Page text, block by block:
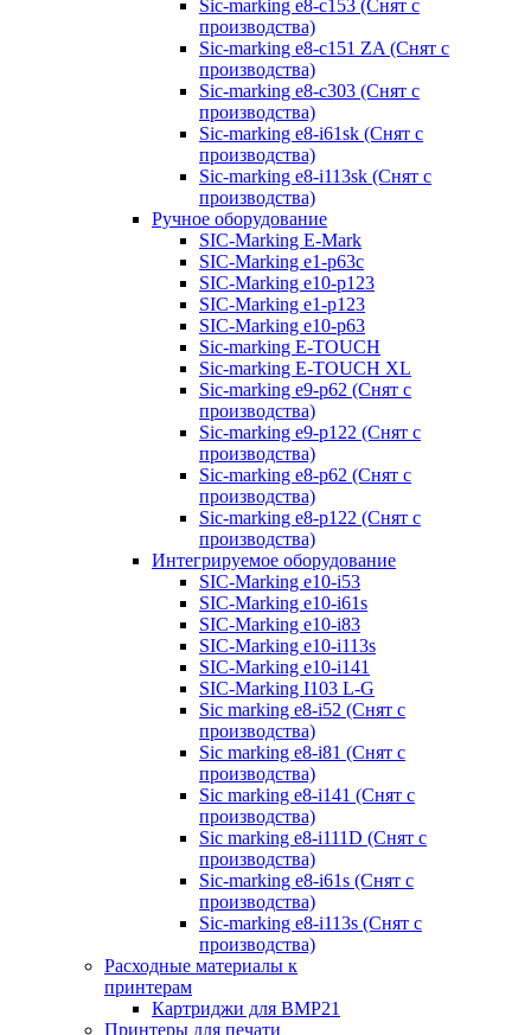
Sic-marking e8-c153 (Снят с
производства)
Sic-marking e8-c151 ZA (Снят с
производства)
Sic-marking e8-c303 (Снят с
производства)
Sic-marking e8-i61sk (Снят с
производства)
Sic-marking e8-i113sk (Снят с
производства)
Ручное оборудование
SIC-Marking E-Mark
SIC-Marking e1-p63с
SIC-Marking e10-p123
SIC-Marking e1-p123
SIC-Marking e10-p63
Sic-marking E-TOUCH
Sic-marking E-TOUCH XL
Sic-marking e9-p62 (Снят с
производства)
Sic-marking e9-p122 (Снят с
производства)
Sic-marking e8-p62 (Снят с
производства)
Sic-marking e8-p122 (Снят с
производства)
Интегрируемое оборудование
SIC-Marking e10-i53
SIC-Marking e10-i61s
SIC-Marking e10-i83
SIC-Marking e10-i113s
SIC-Marking e10-i141
SIC-Marking I103 L-G
Sic marking e8-i52 (Снят с
производства)
Sic marking e8-i81 (Снят с
производства)
Sic marking e8-i141 (Снят с
производства)
Sic marking e8-i111D (Снят с
производства)
Sic-marking e8-i61s (Снят с
производства)
Sic-marking e8-i113s (Снят с
производства)
Расходные материалы к
принтерам
Картриджи для BMP21
Принтеры для печати